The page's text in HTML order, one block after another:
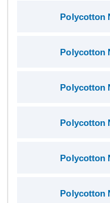
Polycotton
Polycotton
Polycotton
Polycotton
Polycotton
Polycotton